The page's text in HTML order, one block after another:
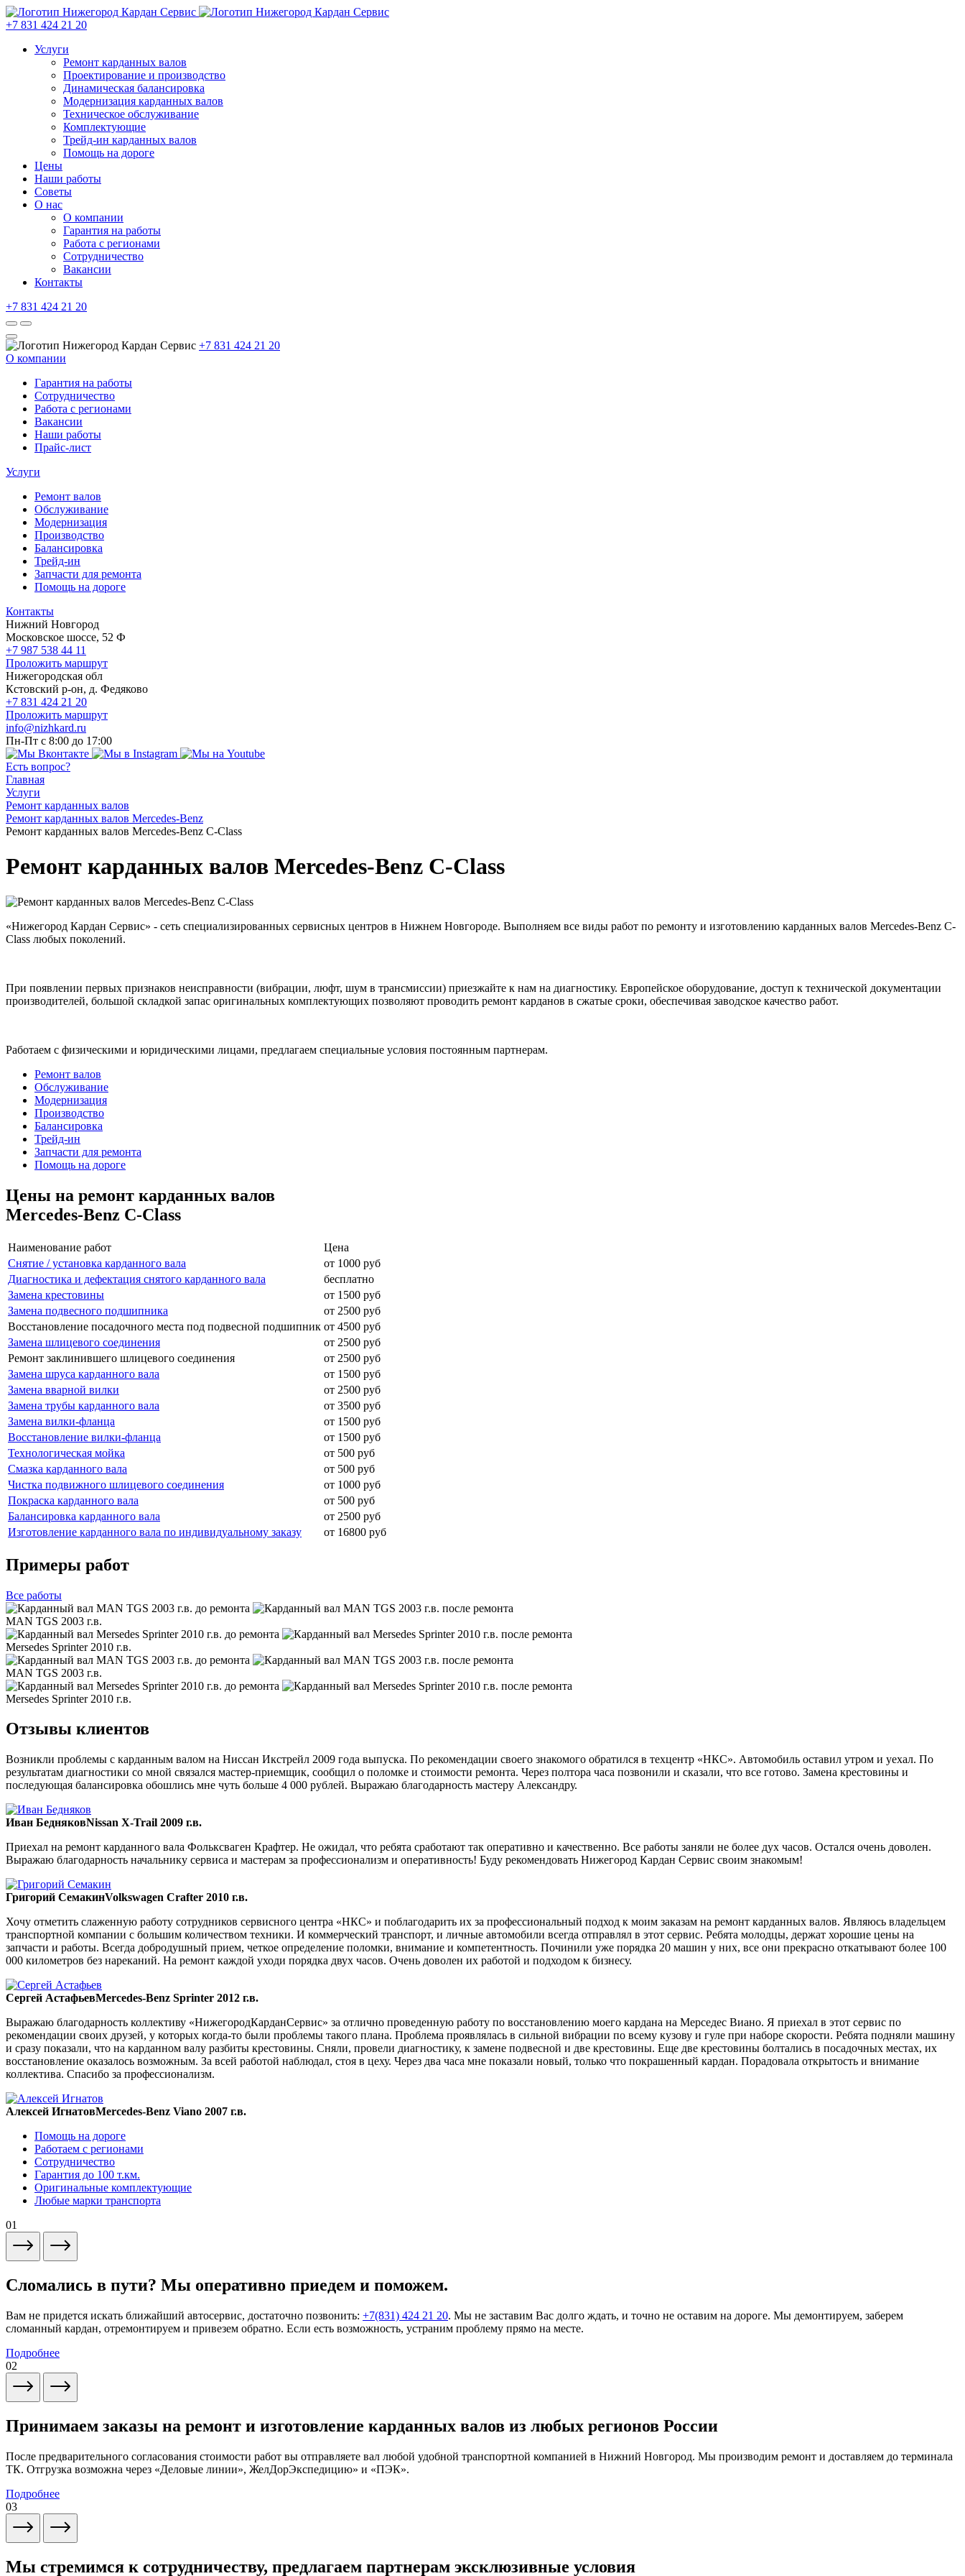
+7 831 424 21 20
Услуги
Ремонт карданных валов
Проектирование и производство
Динамическая балансировка
Модернизация карданных валов
Техническое обслуживание
Комплектующие
Трейд-ин карданных валов
Помощь на дороге
Цены
Наши работы
Советы
О нас
О компании
Гарантия на работы
Работа с регионами
Сотрудничество
Вакансии
Контакты
+7 831 424 21 20
+7 831 424 21 20
О компании
Гарантия на работы
Сотрудничество
Работа с регионами
Вакансии
Наши работы
Прайс-лист
Услуги
Ремонт валов
Обслуживание
Модернизация
Производство
Балансировка
Трейд-ин
Запчасти для ремонта
Помощь на дороге
Контакты
Нижний Новгород
Московское шоссе, 52 Ф
+7 987 538 44 11
Проложить маршрут
Нижегородская обл
Кстовский р-он, д. Федяково
+7 831 424 21 20
Проложить маршрут
info@nizhkard.ru
Пн-Пт с 8:00 до 17:00
Есть вопрос?
Главная
Услуги
Ремонт карданных валов
Ремонт карданных валов Mercedes-Benz
Ремонт карданных валов Mercedes-Benz C-Class
Ремонт карданных валов Mercedes-Benz C-Class
«Нижегород Кардан Сервис» - сеть специализированных сервисных центров в Нижнем Новгороде. Выполняем все виды работ по ремонту и изготовлению карданных валов Mercedes-Benz C-
Class любых поколений.
При появлении первых признаков неисправности (вибрации, люфт, шум в трансмиссии) приезжайте к нам на диагностику. Европейское оборудование, доступ к технической документации
производителей, большой складкой запас оригинальных комплектующих позволяют проводить ремонт карданов в сжатые сроки, обеспечивая заводское качество работ.
Работаем с физическими и юридическими лицами, предлагаем специальные условия постоянным партнерам.
Ремонт валов
Обслуживание
Модернизация
Производство
Балансировка
Трейд-ин
Запчасти для ремонта
Помощь на дороге
Цены на ремонт карданных валов
Mercedes-Benz C-Class
Наименование работ
Цена
Снятие / установка карданного вала
от 1000 руб
Диагностика и дефектация снятого карданного вала
бесплатно
Замена крестовины
от 1500 руб
Замена подвесного подшипника
от 2500 руб
Восстановление посадочного места под подвесной подшипник от 4500 руб
Замена шлицевого соединения
от 2500 руб
Ремонт заклинившего шлицевого соединения
от 2500 руб
Замена шруса карданного вала
от 1500 руб
Замена вварной вилки
от 2500 руб
Замена трубы карданного вала
от 3500 руб
Замена вилки-фланца
от 1500 руб
Восстановление вилки-фланца
от 1500 руб
Технологическая мойка
от 500 руб
Смазка карданного вала
от 500 руб
Чистка подвижного шлицевого соединения
от 1000 руб
Покраска карданного вала
от 500 руб
Балансировка карданного вала
от 2500 руб
Изготовление карданного вала по индивидуальному заказу
от 16800 руб
Примеры работ
Все работы
MAN TGS 2003 г.в.
Mersedes Sprinter 2010 г.в.
MAN TGS 2003 г.в.
Mersedes Sprinter 2010 г.в.
Отзывы клиентов
Возникли проблемы с карданным валом на Ниссан Икстрейл 2009 года выпуска. По рекомендации своего знакомого обратился в техцентр «НКС». Автомобиль оставил утром и уехал. По
результатам диагностики со мной связался мастер-приемщик, сообщил о поломке и стоимости ремонта. Через полтора часа позвонили и сказали, что все готово. Замена крестовины и
последующая балансировка обошлись мне чуть больше 4 000 рублей. Выражаю благодарность мастеру Александру.
Иван БедняковNissan X-Trail 2009 г.в.
Приехал на ремонт карданного вала Фольксваген Крафтер. Не ожидал, что ребята сработают так оперативно и качественно. Все работы заняли не более дух часов. Остался очень доволен.
Выражаю благодарность начальнику сервиса и мастерам за профессионализм и оперативность! Буду рекомендовать Нижегород Кардан Сервис своим знакомым!
Григорий СемакинVolkswagen Crafter 2010 г.в.
Хочу отметить слаженную работу сотрудников сервисного центра «НКС» и поблагодарить их за профессиональный подход к моим заказам на ремонт карданных валов. Являюсь владельцем
транспортной компании с большим количеством техники. И коммерческий транспорт, и личные автомобили всегда отправлял в этот сервис. Ребята молодцы, держат хорошие цены на
запчасти и работы. Всегда добродушный прием, четкое определение поломки, внимание и компетентность. Починили уже порядка 20 машин у них, все они прекрасно откатывают более 100
000 километров без нареканий. На ремонт каждой уходи порядка двух часов. Очень доволен их работой и подходом к бизнесу.
Сергей АстафьевMercedes-Benz Sprinter 2012 г.в.
Выражаю благодарность коллективу «НижегородКарданСервис» за отлично проведенную работу по восстановлению моего кардана на Мерседес Виано. Я приехал в этот сервис по
рекомендации своих друзей, у которых когда-то были проблемы такого плана. Проблема проявлялась в сильной вибрации по всему кузову и гуле при наборе скорости. Ребята подняли машину
и сразу показали, что на карданном валу разбиты крестовины. Сняли, провели диагностику, к замене подвесной и две крестовины. Еще две крестовины болтались в посадочных местах, их
восстановление оказалось возможным. За всей работой наблюдал, стоя в цеху. Через два часа мне показали новый, только что покрашенный кардан. Порадовала открытость и внимание
коллектива. Спасибо за профессионализм.
Алексей ИгнатовMercedes-Benz Viano 2007 г.в.
Помощь на дороге
Работаем с регионами
Сотрудничество
Гарантия до 100 т.км.
Оригинальные комплектующие
Любые марки транспорта
01
Сломались в пути? Мы оперативно приедем и поможем.
Вам не придется искать ближайший автосервис, достаточно позвонить: +7(831) 424 21 20. Мы не заставим Вас долго ждать, и точно не оставим на дороге. Мы демонтируем, заберем
сломанный кардан, отремонтируем и привезем обратно. Если есть возможность, устраним проблему прямо на месте.
Подробнее
02
Принимаем заказы на ремонт и изготовление карданных валов из любых регионов России
После предварительного согласования стоимости работ вы отправляете вал любой удобной транспортной компанией в Нижний Новгород. Мы производим ремонт и доставляем до терминала
ТК. Отгрузка возможна через «Деловые линии», ЖелДорЭкспедицию» и «ПЭК».
Подробнее
03
Мы стремимся к сотрудничеству, предлагаем партнерам эксклюзивные условия